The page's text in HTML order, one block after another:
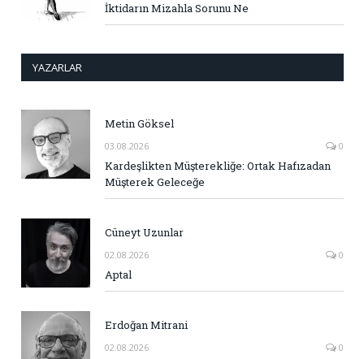
İktidarın Mizahla Sorunu Ne
YAZARLAR
Metin Göksel
03.08.2026 0
Kardeşlikten Müşterekliğe: Ortak Hafızadan
Müşterek Geleceğe
Cüneyt Uzunlar
02.08.2026 0
Aptal
Erdoğan Mitrani
02.08.2026 0